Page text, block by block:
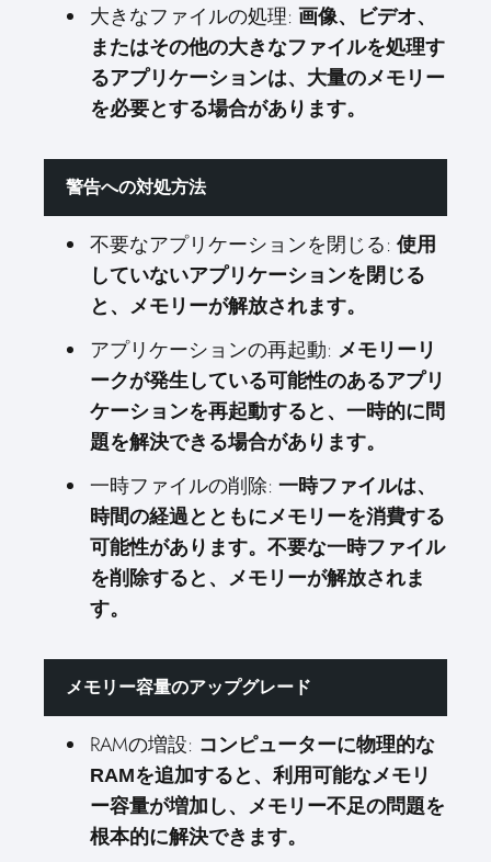
大きなファイルの処理: 画像、ビデオ、
またはその他の大きなファイルを処理す
るアプリケーションは、大量のメモリー
を必要とする場合があります。
警告への対処方法
不要なアプリケーションを閉じる: 使用
していないアプリケーションを閉じる
と、メモリーが解放されます。
アプリケーションの再起動: メモリーリ
ークが発生している可能性のあるアプリ
ケーションを再起動すると、一時的に問
題を解決できる場合があります。
一時ファイルの削除: 一時ファイルは、
時間の経過とともにメモリーを消費する
可能性があります。不要な一時ファイル
を削除すると、メモリーが解放されま
す。
メモリー容量のアップグレード
RAMの増設: コンピューターに物理的な
RAMを追加すると、利用可能なメモリ
ー容量が増加し、メモリー不足の問題を
根本的に解決できます。